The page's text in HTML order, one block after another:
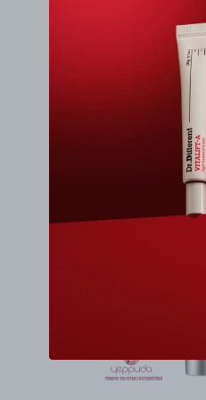
Dr.Different
₺
₺